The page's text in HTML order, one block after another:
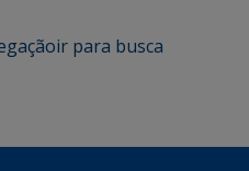
ir para busca